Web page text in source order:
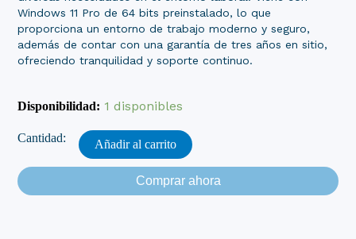
Windows 11 Pro de 64 bits preinstalado, lo que
proporciona un entorno de trabajo moderno y seguro,
además de contar con una garantía de tres años en sitio,
ofreciendo tranquilidad y soporte continuo.
Disponibilidad: 1 disponibles
Escritorio
Pro
(QCM1250)
-
Añadir al carrito
Comprar ahora